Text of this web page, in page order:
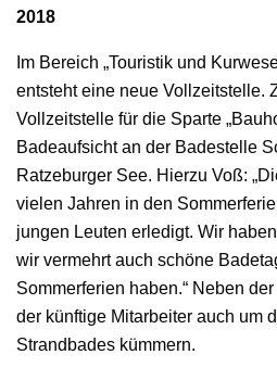
2018
Im Bereich „Touristik und
entsteht eine neue Vollzeitstelle.
Vollzeitstelle für die Sparte
Badeaufsicht an der Badestelle
Ratzeburger See. Hierzu Voß:
vielen Jahren in den
jungen Leuten erledigt. Wir
wir vermehrt auch schöne
Sommerferien haben.“ Neben
der künftige Mitarbeiter auch um
Strandbades kümmern.